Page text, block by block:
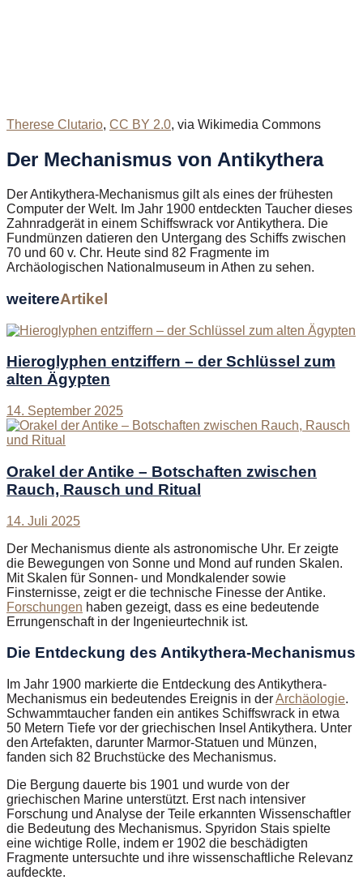
Therese Clutario, CC BY 2.0, via Wikimedia Commons
Der Mechanismus von Antikythera
Der Antikythera-Mechanismus gilt als eines der frühesten
Computer der Welt. Im Jahr 1900 entdeckten Taucher dieses
Zahnradgerät in einem Schiffswrack vor Antikythera. Die
Fundmünzen datieren den Untergang des Schiffs zwischen
70 und 60 v. Chr. Heute sind 82 Fragmente im
Archäologischen Nationalmuseum in Athen zu sehen.
weitereArtikel
Hieroglyphen entziffern – der Schlüssel zum
alten Ägypten
14. September 2025
Orakel der Antike – Botschaften zwischen
Rauch, Rausch und Ritual
14. Juli 2025
Der Mechanismus diente als astronomische Uhr. Er zeigte
die Bewegungen von Sonne und Mond auf runden Skalen.
Mit Skalen für Sonnen- und Mondkalender sowie
Finsternisse, zeigt er die technische Finesse der Antike.
Forschungen haben gezeigt, dass es eine bedeutende
Errungenschaft in der Ingenieurtechnik ist.
Die Entdeckung des Antikythera-Mechanismus
Im Jahr 1900 markierte die Entdeckung des Antikythera-
Mechanismus ein bedeutendes Ereignis in derArchäologie.
Schwammtaucher fanden ein antikes Schiffswrack in etwa
50 Metern Tiefe vor der griechischen Insel Antikythera. Unter
den Artefakten, darunter Marmor-Statuen und Münzen,
fanden sich 82 Bruchstücke des Mechanismus.
Die Bergung dauerte bis 1901 und wurde von der
griechischen Marine unterstützt. Erst nach intensiver
Forschung und Analyse der Teile erkannten Wissenschaftler
die Bedeutung des Mechanismus. Spyridon Stais spielte
eine wichtige Rolle, indem er 1902 die beschädigten
Fragmente untersuchte und ihre wissenschaftliche Relevanz
aufdeckte.